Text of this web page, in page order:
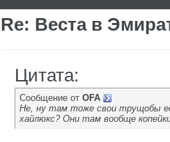
Re: Веста в
Цитата:
Сообщение от OFA
Не, ну там тоже свои трущобы
хайлюкс? Они там вообще